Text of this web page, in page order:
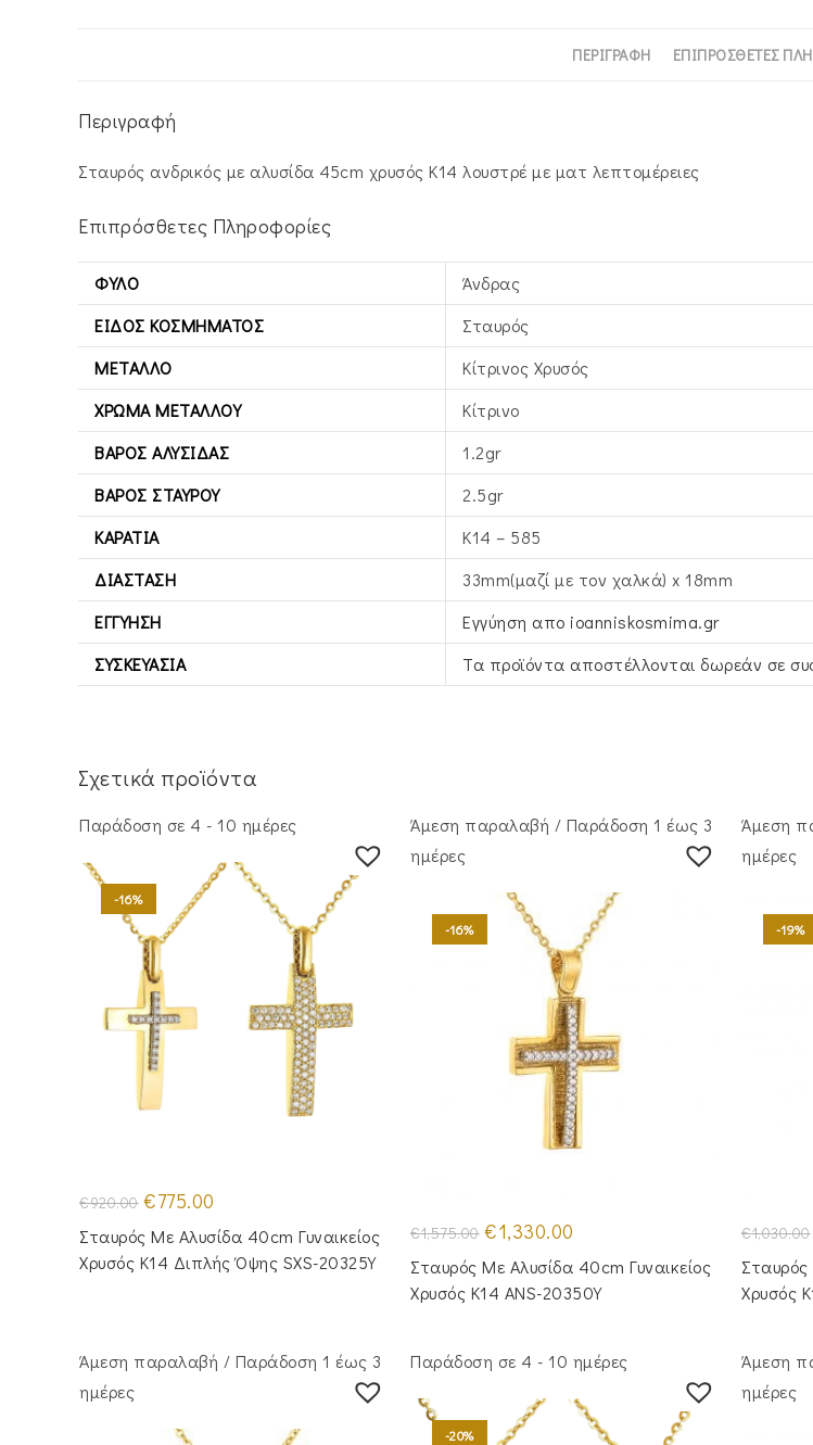
ΠΕΡΙΓΡΑΦΉ ΕΠΙΠΡΌΣΘΕΤΕΣ
Περιγραφή
Σταυρός ανδρικός με αλυσίδα 45cm χρυσός Κ14 λουστρέ με ματ λεπτομέρειες
Επιπρόσθετες Πληροφορίες
ΦΎΛΟ
Άνδρας
ΕΊΔΟΣ ΚΟΣΜΉΜΑΤΟΣ
Σταυρός
ΜΈΤΑΛΛΟ
Κίτρινος Xρυσός
ΧΡΏΜΑ ΜΕΤΆΛΛΟΥ
Κίτρινο
ΒΆΡΟΣ ΑΛΥΣΊΔΑΣ
1.2gr
ΒΆΡΟΣ ΣΤΑΥΡΟΎ
2.5gr
ΚΑΡΆΤΙΑ
Κ14 – 585
ΔΙΆΣΤΑΣΗ
33mm(μαζί με τον χαλκά) x 18mm
ΕΓΓΎΗΣΗ
Εγγύηση απο ioanniskosmima.gr
ΣΥΣΚΕΥΑΣΊΑ
Τα προϊόντα αποστέλλονται δωρεάν σε
Σχετικά προϊόντα
Παράδοση σε 4 - 10 ημέρες
-16%
€920.00 Original
price
was:
€920.00.
€775.00
τιμή
είναι:
€775.00.
Σταυρός Με Αλυσίδα 40cm Γυναικείος
Χρυσός Κ14 Διπλής Όψης SXS-20325Y
Άμεση παραλαβή / Παράδoση 1 έως 3
ημέρες
-16%
€1,575.00 Original
price
was:
€1,575.00.
€1,330.00
τιμή
είναι:
€1,330.00.
Σταυρός Mε Aλυσίδα 40cm Γυναικείος
Χρυσός Κ14 ANS-20350Y
Άμεση
ημέρες
-19%
€1,030.00
Σταυρός
Χρυσός
Άμεση παραλαβή / Παράδoση 1 έως 3
ημέρες
Παράδοση σε 4 - 10 ημέρες
-20%
Άμεση
ημέρες